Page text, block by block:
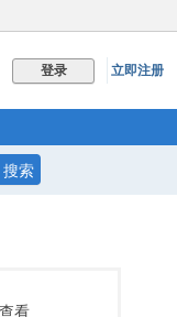
登录 立即注册
搜索
看